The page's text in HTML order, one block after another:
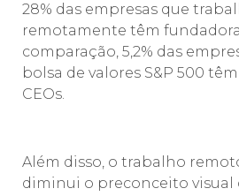
28% das empresas que
remotamente têm
comparação, 5,2% das
bolsa de valores S&P 500
CEOs.
Além disso, o trabalho
diminui o preconceito visual